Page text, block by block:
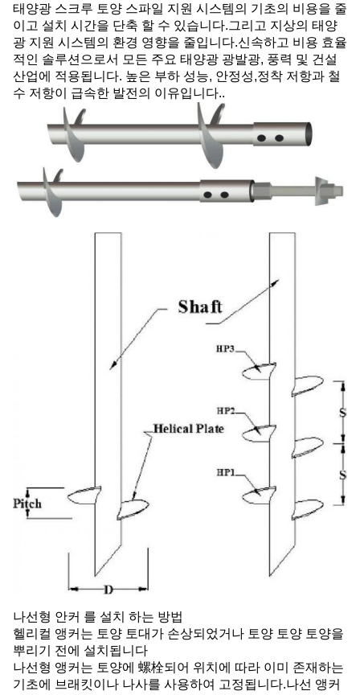
태양광 스크루 토양 스파일 지원 시스템의 기초의 비용을 줄
이고 설치 시간을 단축 할 수 있습니다.그리고 지상의 태양
광 지원 시스템의 환경 영향을 줄입니다.신속하고 비용 효율
적인 솔루션으로서 모든 주요 태양광 광발광, 풍력 및 건설
산업에 적용됩니다. 높은 부하 성능, 안정성,정착 저항과 철
수 저항이 급속한 발전의 이유입니다..
나선형 안커 를 설치 하는 방법
헬리컬 앵커는 토양 토대가 손상되었거나 토양 토양 토양을
뿌리기 전에 설치됩니다
나선형 앵커는 토양에 螺栓되어 위치에 따라 이미 존재하는
기초에 브래킷이나 나사를 사용하여 고정됩니다.나선 앵커